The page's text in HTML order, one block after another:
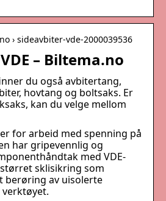
› sideavbiter-vde-2000039536
– Biltema.no
du også avbitertang,
hovtang og boltsaks. Er
kan du velge mellom
for arbeid med spenning på
har gripevennlig og
med VDE-
sklisikring som
av uisolerte